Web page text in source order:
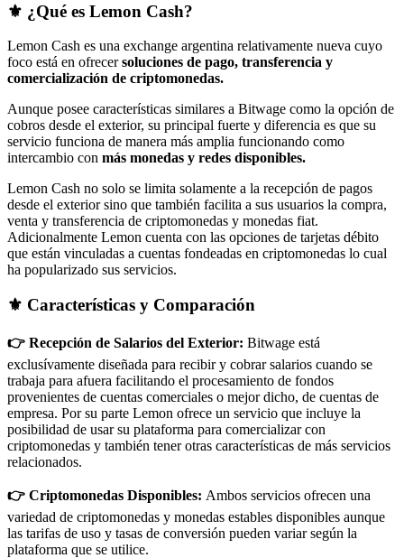
⚜️ ¿Qué es Lemon Cash?
Lemon Cash es una exchange argentina relativamente nueva cuyo
foco está en ofrecersoluciones de pago, transferencia y
comercialización de criptomonedas.
Aunque posee características similares a Bitwage como la opción de
cobros desde el exterior, su principal fuerte y diferencia es que su
servicio funciona de manera más amplia funcionando como
intercambio con más monedas y redes disponibles.
Lemon Cash no solo se limita solamente a la recepción de pagos
desde el exterior sino que también facilita a sus usuarios la compra,
venta y transferencia de criptomonedas y monedas fiat.
Adicionalmente Lemon cuenta con las opciones de tarjetas débito
que están vinculadas a cuentas fondeadas en criptomonedas lo cual
ha popularizado sus servicios.
⚜️ Características y Comparación
👉 Recepción de Salarios del Exterior: Bitwage está
exclusívamente diseñada para recibir y cobrar salarios cuando se
trabaja para afuera facilitando el procesamiento de fondos
provenientes de cuentas comerciales o mejor dicho, de cuentas de
empresa. Por su parte Lemon ofrece un servicio que incluye la
posibilidad de usar su plataforma para comercializar con
criptomonedas y también tener otras características de más servicios
relacionados.
👉 Criptomonedas Disponibles: Ambos servicios ofrecen una
variedad de criptomonedas y monedas estables disponibles aunque
las tarifas de uso y tasas de conversión pueden variar según la
plataforma que se utilice.